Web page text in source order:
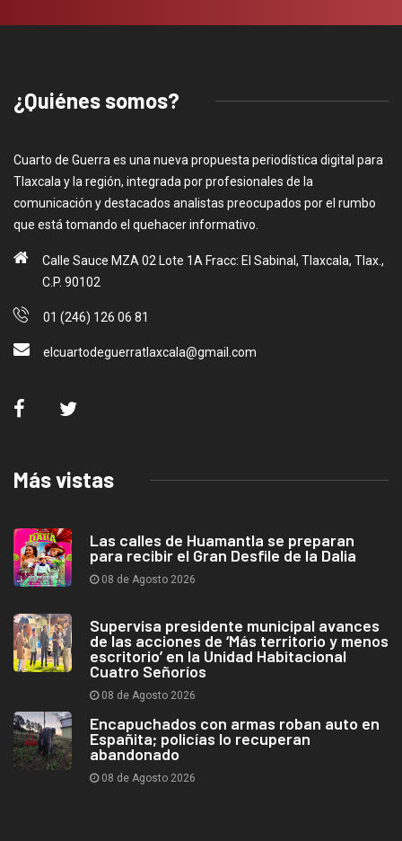
¿Quiénes somos?
Cuarto de Guerra es una nueva propuesta periodística digital para
Tlaxcala y la región, integrada por profesionales de la
comunicación y destacados analistas preocupados por el rumbo
que está tomando el quehacer informativo.
Calle Sauce MZA 02 Lote 1A Fracc: El Sabinal, Tlaxcala, Tlax.,
C.P. 90102
01 (246) 126 06 81
elcuartodeguerratlaxcala@gmail.com
Más vistas
Las calles de Huamantla se preparan
para recibir el Gran Desfile de la Dalia
08 de Agosto 2026
Supervisa presidente municipal avances
de las acciones de ‘Más territorio y menos
escritorio’ en la Unidad Habitacional
Cuatro Señoríos
08 de Agosto 2026
Encapuchados con armas roban auto en
Españita; policías lo recuperan
abandonado
08 de Agosto 2026